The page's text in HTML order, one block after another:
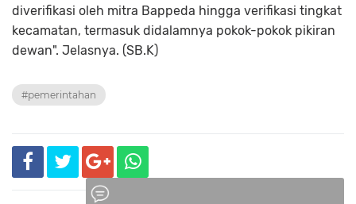
diverifikasi oleh mitra Bappeda hingga verifikasi tingkat
kecamatan, termasuk didalamnya pokok-pokok pikiran
dewan". Jelasnya. (SB.K)
#pemerintahan